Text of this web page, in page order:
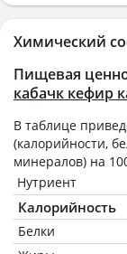
Химический
Пищевая
кабачк кефир
В таблице
(калорийности,
минералов) на
Нутриент
Калорийность
Белки